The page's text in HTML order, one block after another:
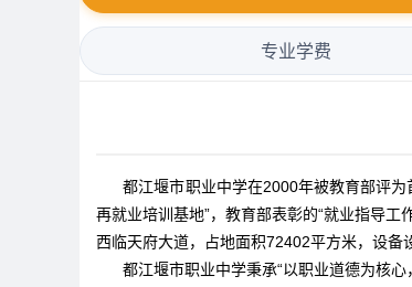
专业学费
都江堰市职业中学在2000年被教育部评为首
再就业培训基地”，教育部表彰的“就业指导
西临天府大道，占地面积72402平方米，设备
都江堰市职业中学秉承“以职业道德为核